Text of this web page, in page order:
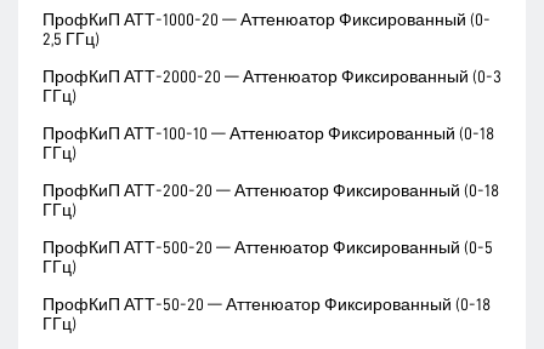
ПрофКиП АТТ-1000-20 — Аттенюатор Фиксированный (0-
2,5 ГГц)
ПрофКиП АТТ-2000-20 — Аттенюатор Фиксированный (0-3
ГГц)
ПрофКиП АТТ-100-10 — Аттенюатор Фиксированный (0-18
ГГц)
ПрофКиП АТТ-200-20 — Аттенюатор Фиксированный (0-18
ГГц)
ПрофКиП АТТ-500-20 — Аттенюатор Фиксированный (0-5
ГГц)
ПрофКиП АТТ-50-20 — Аттенюатор Фиксированный (0-18
ГГц)